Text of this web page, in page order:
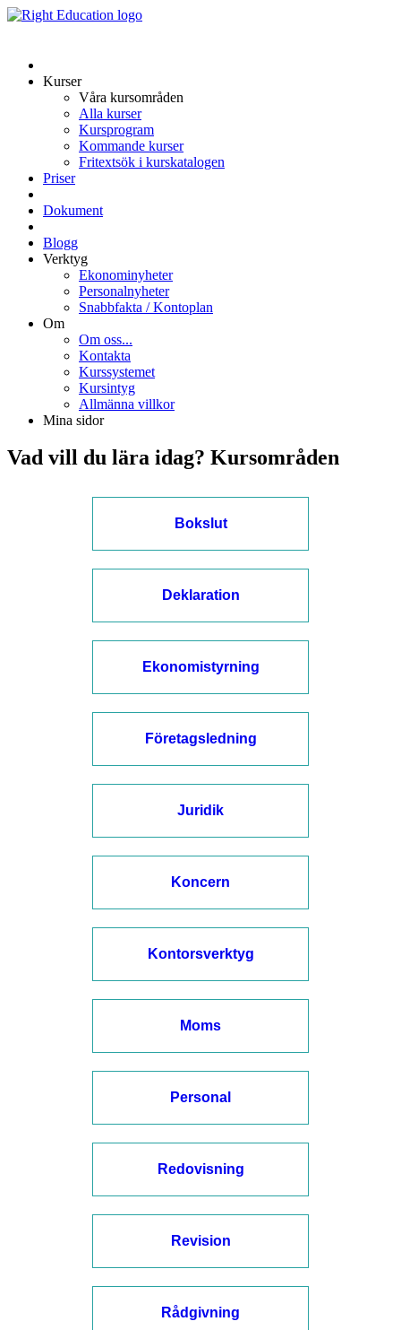
Kurser
Våra kursområden
Alla kurser
Kursprogram
Kommande kurser
Fritextsök i kurskatalogen
Priser
Dokument
Blogg
Verktyg
Ekonominyheter
Personalnyheter
Snabbfakta / Kontoplan
Om
Om oss...
Kontakta
Kurssystemet
Kursintyg
Allmänna villkor
Mina sidor
Vad vill du lära idag? Kursområden
Bokslut
Deklaration
Ekonomistyrning
Företagsledning
Juridik
Koncern
Kontorsverktyg
Moms
Personal
Redovisning
Revision
Rådgivning